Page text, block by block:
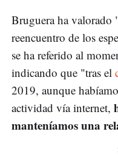
Bruguera ha valorado
reencuentro de los
se ha referido al
indicando que "tras el
2019, aunque
actividad vía internet,
manteníamos una